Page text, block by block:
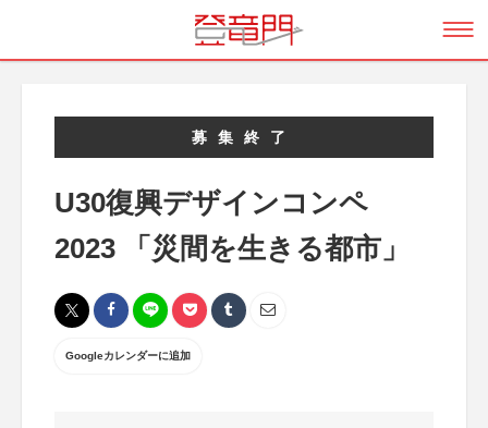
募集終了
U30復興デザインコンペ
2023 「災間を生きる都市」
Googleカレンダーに追加